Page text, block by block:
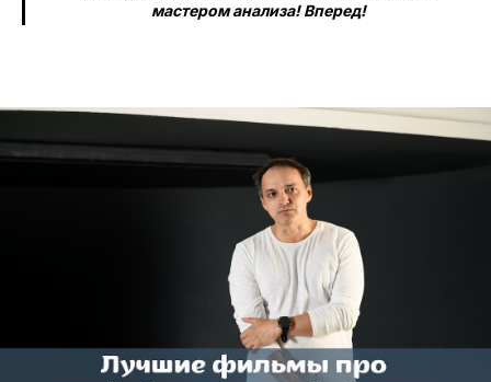
мастером анализа! Вперед!